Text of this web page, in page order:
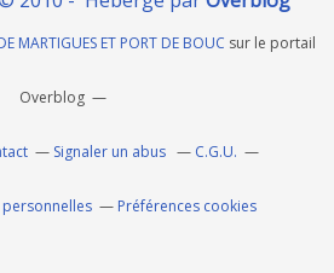
MARTIGUES ET PORT DE BOUC sur le portail
Overblog
Signaler un abus C.G.U.
Préférences cookies